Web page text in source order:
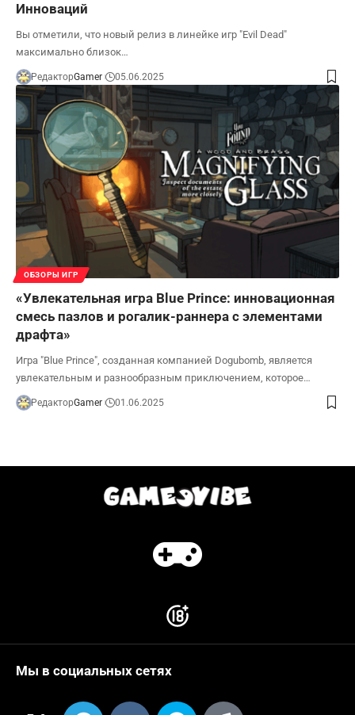
Инноваций
Вы отметили, что новый релиз в линейке игр "Evil Dead"
максимально близок…
РедакторGamer 05.06.2025
ОБЗОРЫ ИГР
«Увлекательная игра Blue Prince: инновационная
смесь пазлов и рогалик-раннера с элементами
драфта»
Игра "Blue Prince", созданная компанией Dogubomb, является
увлекательным и разнообразным приключением, которое…
РедакторGamer 01.06.2025
Мы в социальных сетях